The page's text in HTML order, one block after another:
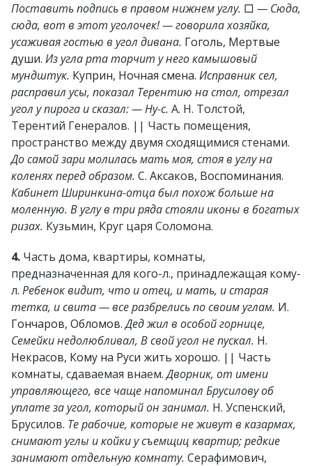
Поставить подпись в правом нижнем углу. □ — Сюда,
сюда, вот в этот уголочек! — говорила хозяйка,
усаживая гостью в угол дивана. Гоголь, Мертвые
души. Из угла рта торчит у него камышовый
мундштук. Куприн, Ночная смена. Исправник сел,
расправил усы, показал Терентию на стол, отрезал
угол у пирога и сказал: — Ну-с. А. Н. Толстой,
Терентий Генералов. || Часть помещения,
пространство между двумя сходящимися стенами.
До самой зари молилась мать моя, стоя в углу на
коленях перед образом. С. Аксаков, Воспоминания.
Кабинет Ширинкина-отца был похож больше на
моленную. В углу в три ряда стояли иконы в богатых
ризах. Кузьмин, Круг царя Соломона.
4. Часть дома, квартиры, комнаты,
предназначенная для кого-л., принадлежащая кому-
л. Ребенок видит, что и отец, и мать, и старая
тетка, и свита — все разбрелись по своим углам. И.
Гончаров, Обломов.Дед жил в особой горнице,
Семейки недолюбливал, В свой угол не пускал. Н.
Некрасов, Кому на Руси жить хорошо. || Часть
комнаты, сдаваемая внаем.Дворник, от имени
управляющего, все чаще напоминал Брусилову об
уплате за угол, который он занимал. Н. Успенский,
Брусилов. Те рабочие, которые не живут в казармах,
снимают углы и койки у съемщиц квартир; редкие
занимают отдельную комнату. Серафимович,